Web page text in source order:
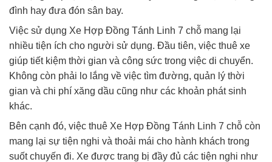
đình hay đưa đón sân bay.
Việc sử dụng Xe Hợp Đồng Tánh Linh 7 chỗ mang lại
nhiều tiện ích cho người sử dụng. Đầu tiên, việc thuê xe
giúp tiết kiệm thời gian và công sức trong việc di chuyển.
Không còn phải lo lắng về việc tìm đường, quản lý thời
gian và chi phí xăng dầu cũng như các khoản phát sinh
khác.
Bên cạnh đó, việc thuê Xe Hợp Đồng Tánh Linh 7 chỗ còn
mang lại sự tiện nghi và thoải mái cho hành khách trong
suốt chuyến đi. Xe được trang bị đầy đủ các tiện nghi như